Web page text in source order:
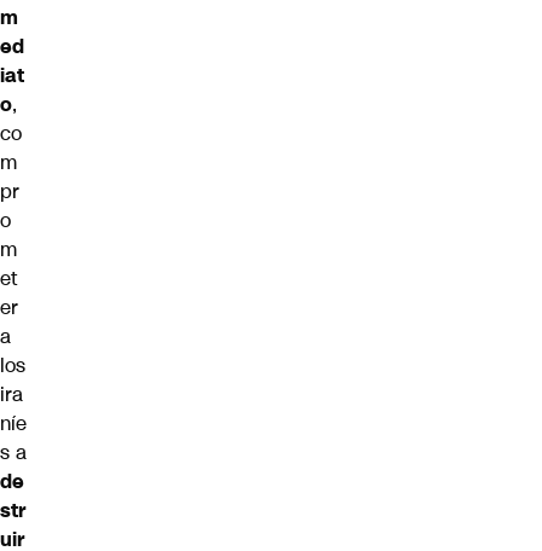
m
ed
iat
o,
co
m
pr
o
m
et
er
a
los
ira
níe
s a
de
str
uir